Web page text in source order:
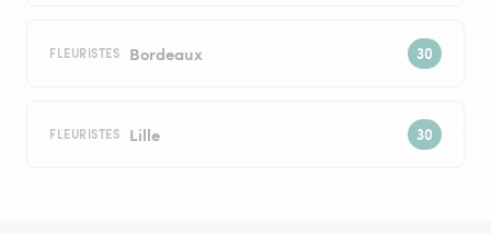
FLEURISTES Bordeaux
FLEURISTES Lille